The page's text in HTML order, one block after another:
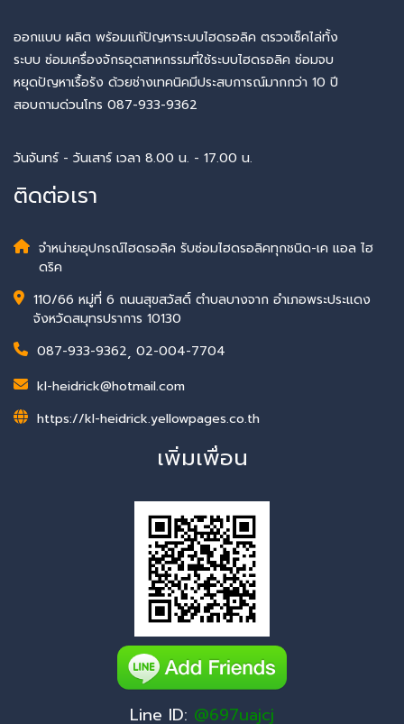
ออกแบบ ผลิต พร้อมแก้ปัญหาระบบไฮดรอลิค ตรวจเช็คไล่ทั้ง
ระบบ ซ่อมเครื่องจักรอุตสาหกรรมที่ใช้ระบบไฮดรอลิค ซ่อมจบ
หยุดปัญหาเรื้อรัง ด้วยช่างเทคนิคมีประสบการณ์มากกว่า 10 ปี
สอบถามด่วนโทร 087-933-9362
วันจันทร์ - วันเสาร์ เวลา 8.00 น. - 17.00 น.
ติดต่อเรา
จำหน่ายอุปกรณ์ไฮดรอลิค รับซ่อมไฮดรอลิคทุกชนิด-เค แอล ไฮ
ดริค
110/66 หมู่ที่ 6 ถนนสุขสวัสดิ์ ตำบลบางจาก อำเภอพระประแดง
จังหวัดสมุทรปราการ 10130
087-933-9362, 02-004-7704
kl-heidrick@hotmail.com
https://kl-heidrick.yellowpages.co.th
เพิ่มเพื่อน
Line ID: @697uajcj